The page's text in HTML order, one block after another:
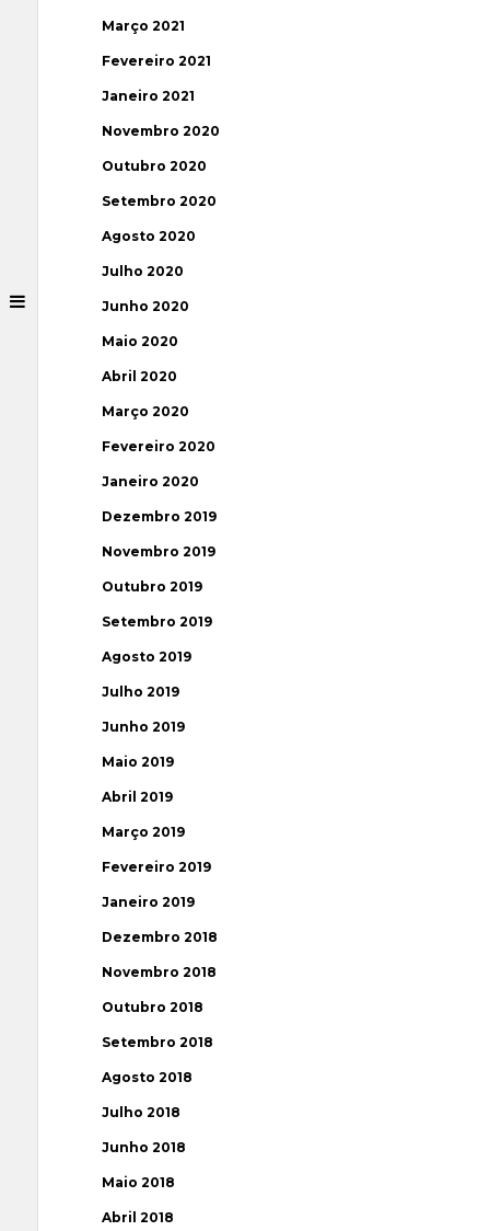
Março 2021
Fevereiro 2021
Janeiro 2021
Novembro 2020
Outubro 2020
Setembro 2020
Agosto 2020
Julho 2020
Junho 2020
Maio 2020
Abril 2020
Março 2020
Fevereiro 2020
Janeiro 2020
Dezembro 2019
Novembro 2019
Outubro 2019
Setembro 2019
Agosto 2019
Julho 2019
Junho 2019
Maio 2019
Abril 2019
Março 2019
Fevereiro 2019
Janeiro 2019
Dezembro 2018
Novembro 2018
Outubro 2018
Setembro 2018
Agosto 2018
Julho 2018
Junho 2018
Maio 2018
Abril 2018